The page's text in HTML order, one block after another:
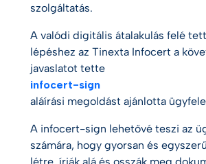
szolgáltatás.
A valódi digitális átalakulás felé
lépéshez az Tinexta Infocert a
javaslatot tette
infocert-sign
aláírási megoldást ajánlotta
A infocert-sign lehetővé teszi az
számára, hogy gyorsan és